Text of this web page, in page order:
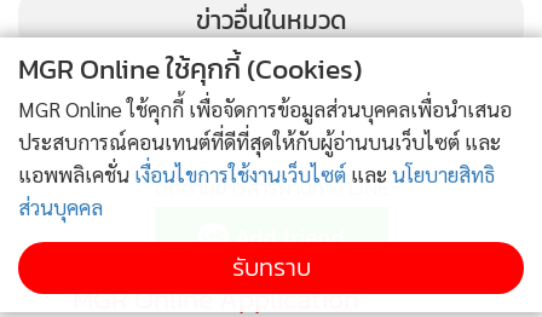
ข่าวอื่นในหมวด
ติดตามข่าวสารผ่านทาง LINE
MGR Online Application
MGR Online ใช้คุกกี้ (Cookies)
MGR Online ใช้คุกกี้ เพื่อจัดการข้อมูลส่วนบุคคลเพื่อนำเสนอ
ประสบการณ์คอนเทนต์ที่ดีที่สุดให้กับผู้อ่านบนเว็บไซต์ และ
แอพพลิเคชั่น เงื่อนไขการใช้งานเว็บไซต์ และ นโยบายสิทธิ
ส่วนบุคคล
รับทราบ